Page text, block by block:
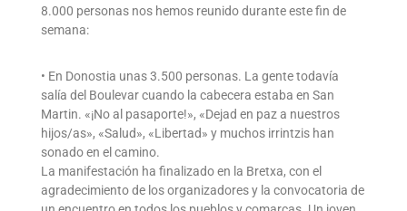
8.000 personas nos hemos reunido durante este fin de
semana:
• En Donostia unas 3.500 personas. La gente todavía
salía del Boulevar cuando la cabecera estaba en San
Martin. «¡No al pasaporte!», «Dejad en paz a nuestros
hijos/as», «Salud», «Libertad» y muchos irrintzis han
sonado en el camino.
La manifestación ha finalizado en la Bretxa, con el
agradecimiento de los organizadores y la convocatoria de